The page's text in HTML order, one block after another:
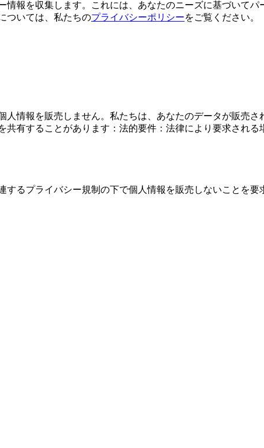
報を収集します。これには、あなたのニーズに基づいて
ついては、私たちのプライバシーポリシーをご覧ください。
人情報を販売しません。私たちは、あなたのデータが販売
有することがあります：法的要件：法律により要求され
るプライバシー規制の下で個人情報を販売しないことを要